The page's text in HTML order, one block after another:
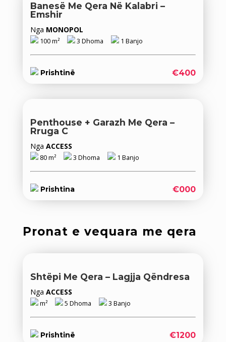
Banesë Me Qera Në Kalabri –
Emshir
Nga MONOPOL
100 m² 3 Dhoma 1 Banjo
Prishtinë €400
Penthouse + Garazh Me Qera –
Rruga C
Nga ACCESS
80 m² 3 Dhoma 1 Banjo
Prishtina €000
Pronat e vequara me qera
Shtëpi Me Qera – Lagjja Qëndresa
Nga ACCESS
m² 5 Dhoma 3 Banjo
Prishtinë €1200